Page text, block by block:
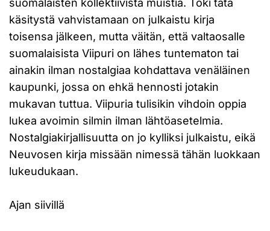
suomalaisten kollektiivista muistia. Toki tätä
käsitystä vahvistamaan on julkaistu kirja
toisensa jälkeen, mutta väitän, että valtaosalle
suomalaisista Viipuri on lähes tuntematon tai
ainakin ilman nostalgiaa kohdattava venäläinen
kaupunki, jossa on ehkä hennosti jotakin
mukavan tuttua. Viipuria tulisikin vihdoin oppia
lukea avoimin silmin ilman lähtöasetelmia.
Nostalgiakirjallisuutta on jo kylliksi julkaistu, eikä
Neuvosen kirja missään nimessä tähän luokkaan
lukeudukaan.
Ajan siivillä